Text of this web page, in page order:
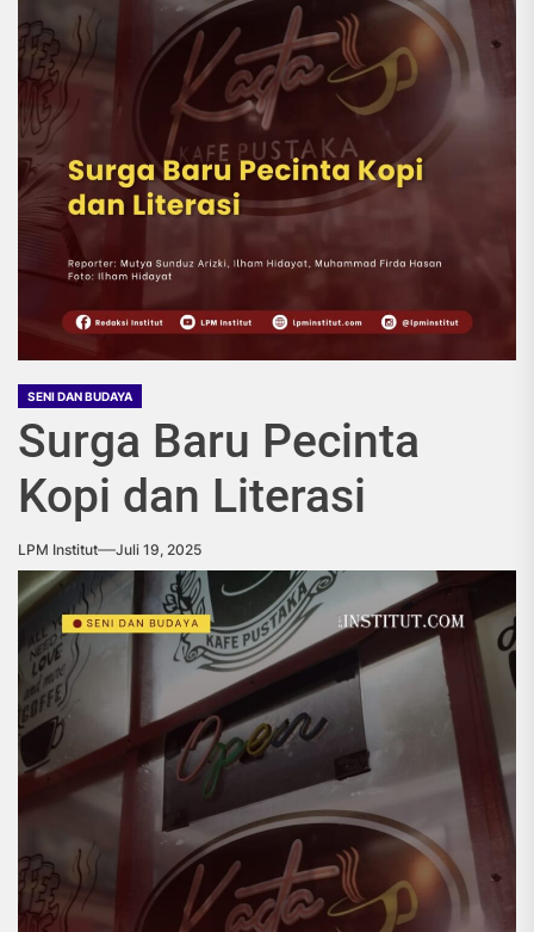
SENI DAN BUDAYA
Surga Baru Pecinta
Kopi dan Literasi
LPM Institut Juli 19, 2025